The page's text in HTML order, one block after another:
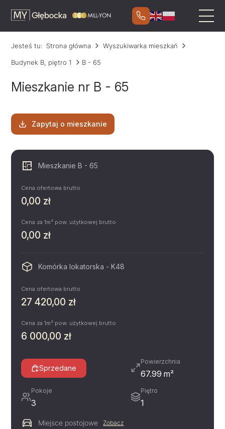
Jesteś tu: Strona główna Wyszukiwarka mieszkań
Budynek B, piętro 1 B - 65
Mieszkanie nr B - 65
Zapytaj o mieszkanie
Mieszkanie B - 65
Cena ofertowa brutto
0,00 zł
Cena za 1m² pow. użytkowej brutto
0,00 zł
Komórka lokatorska - K48
Cena ofertowa brutto
27 420,00 zł
Cena za 1m² pow. użytkowej brutto
6 000,00 zł
Sprzedane
Powierzchnia
67.99 m²
Pokoje
3
Piętro
1
Miejsce postojowe Zobacz